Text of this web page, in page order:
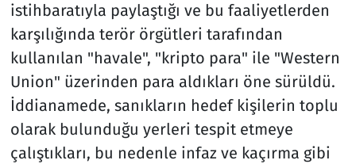
istihbaratıyla paylaştığı ve bu faaliyetlerden
karşılığında terör örgütleri tarafından
kullanılan "havale", "kripto para" ile "Western
Union" üzerinden para aldıkları öne sürüldü.
İddianamede, sanıkların hedef kişilerin toplu
olarak bulunduğu yerleri tespit etmeye
çalıştıkları, bu nedenle infaz ve kaçırma gibi